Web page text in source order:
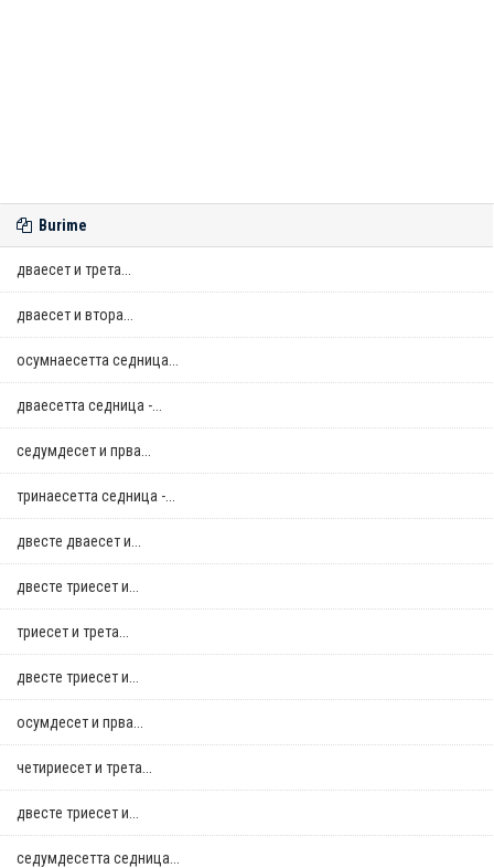
Burime
дваесет и трета...
дваесет и втора...
осумнaесетта седница...
дваесетта седница -...
седумдесет и прва...
тринаесетта седница -...
двестe дваесет и...
двестe триесет и...
триесет и трета...
двестe триесет и...
осумдесет и прва...
четириесет и трета...
двестe триесет и...
седумдесетта седница...